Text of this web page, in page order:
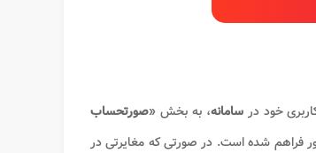
خود درسامانه، به بخش «صورتحساب
فراهم شده است. در صورتی که مغایرتی در